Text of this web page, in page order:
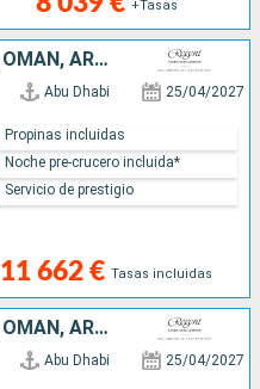
+Tasas
EMIRATOS ÁRABES UNIDOS, OMAN, ARABIA SAUDÍ, EGIPTO, JORDANIE, ISRAEL, CHIPRE, TURQUÍA, GRECIA, ITALIA
Abu Dhabi 25/04/2027
11 662 € Tasas incluidas
Propinas incluidas
Noche pre-crucero incluida*
Servicio de prestigio
EMIRATOS ÁRABES UNIDOS, OMAN, ARABIA SAUDÍ, EGIPTO, JORDANIE, ISRAEL, CHIPRE, TURQUÍA, GRECIA, ITALIA, ESPAÑA, MARRUECOS, CANADÁ, ESTADOS UNIDOS
Abu Dhabi 25/04/2027